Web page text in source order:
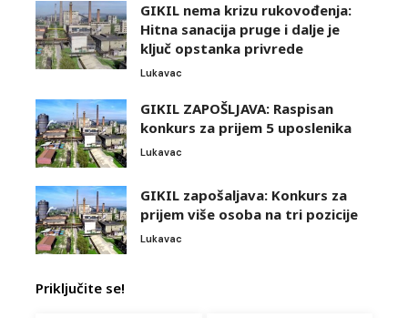
GIKIL nema krizu rukovođenja:
Hitna sanacija pruge i dalje je
ključ opstanka privrede
Lukavac
GIKIL ZAPOŠLJAVA: Raspisan
konkurs za prijem 5 uposlenika
Lukavac
GIKIL zapošaljava: Konkurs za
prijem više osoba na tri pozicije
Lukavac
Priključite se!